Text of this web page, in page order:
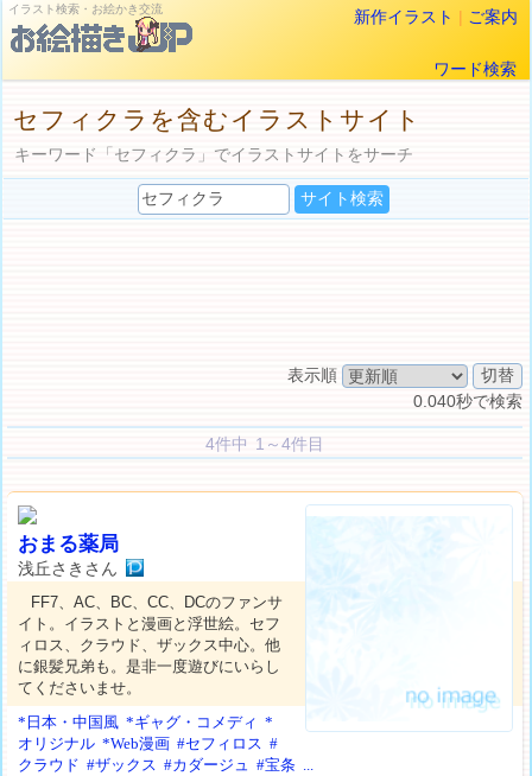
イラスト検索・お絵かき交流 新作イラスト | ご案内
ワード検索
セフィクラを含むイラストサイト
キーワード「セフィクラ」でイラストサイトをサーチ
表示順
0.040秒で検索
4件中 1～4件目
おまる薬局
浅丘さきさん
FF7、AC、BC、CC、DCのファンサ
イト。イラストと漫画と浮世絵。セフ
ィロス、クラウド、ザックス中心。他
に銀髪兄弟も。是非一度遊びにいらし
てくださいませ。
*日本・中国風 *ギャグ・コメディ *
オリジナル *Web漫画 #セフィロス #
クラウド #ザックス #カダージュ #宝条 ...